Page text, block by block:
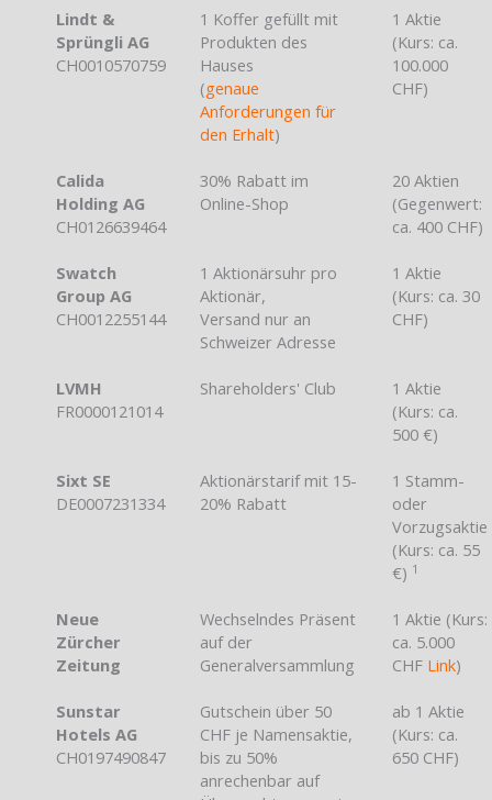
Lindt &
Sprüngli AG
CH0010570759
1 Koffer gefüllt mit
Produkten des
Hauses
(genaue
Anforderungen für
den Erhalt)
1 Aktie
(Kurs: ca.
100.000
CHF)
Calida
Holding AG
CH0126639464
30% Rabatt im
Online-Shop
20 Aktien
(Gegenwert:
ca. 400 CHF)
Swatch
Group AG
CH0012255144
1 Aktionärsuhr pro
Aktionär,
Versand nur an
Schweizer Adresse
1 Aktie
(Kurs: ca. 30
CHF)
LVMH
FR0000121014
Shareholders' Club
1 Aktie
(Kurs: ca.
500 €)
Sixt SE
DE0007231334
Aktionärstarif mit 15-
20% Rabatt
1 Stamm-
oder
Vorzugsaktie
(Kurs: ca. 55
€) 1
Neue
Zürcher
Zeitung
Wechselndes Präsent
auf der
Generalversammlung
1 Aktie (Kurs:
ca. 5.000
CHF Link)
Sunstar
Hotels AG
CH0197490847
Gutschein über 50
CHF je Namensaktie,
bis zu 50%
anrechenbar auf
ab 1 Aktie
(Kurs: ca.
650 CHF)